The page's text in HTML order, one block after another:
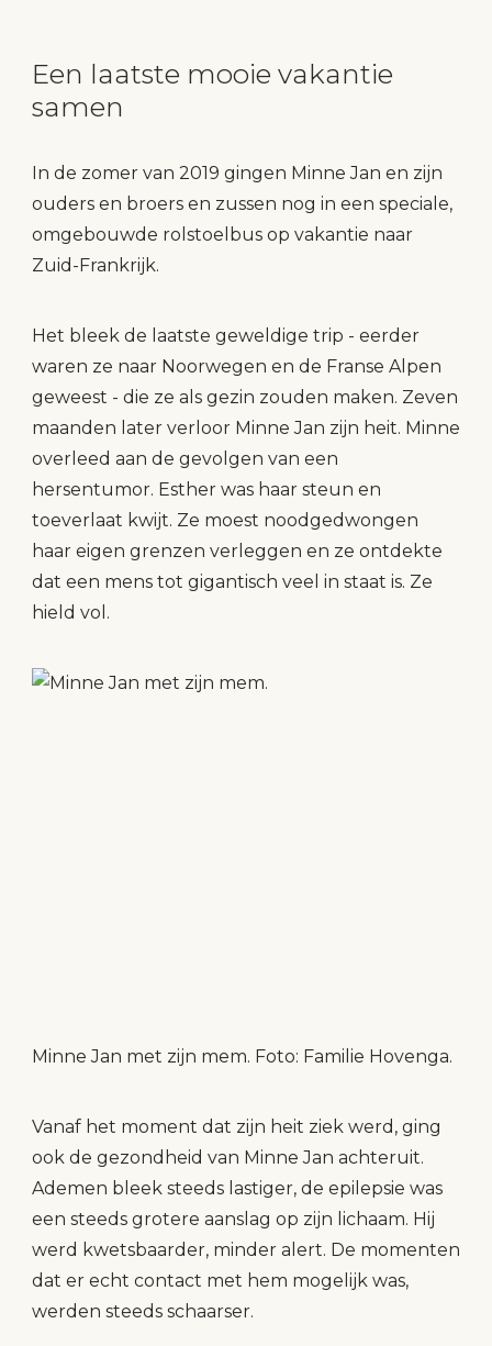
Een laatste mooie vakantie
samen
In de zomer van 2019 gingen Minne Jan en zijn
ouders en broers en zussen nog in een speciale,
omgebouwde rolstoelbus op vakantie naar
Zuid-Frankrijk.
Het bleek de laatste geweldige trip - eerder
waren ze naar Noorwegen en de Franse Alpen
geweest - die ze als gezin zouden maken. Zeven
maanden later verloor Minne Jan zijn heit. Minne
overleed aan de gevolgen van een
hersentumor. Esther was haar steun en
toeverlaat kwijt. Ze moest noodgedwongen
haar eigen grenzen verleggen en ze ontdekte
dat een mens tot gigantisch veel in staat is. Ze
hield vol.
Minne Jan met zijn mem. Foto: Familie Hovenga.
Vanaf het moment dat zijn heit ziek werd, ging
ook de gezondheid van Minne Jan achteruit.
Ademen bleek steeds lastiger, de epilepsie was
een steeds grotere aanslag op zijn lichaam. Hij
werd kwetsbaarder, minder alert. De momenten
dat er echt contact met hem mogelijk was,
werden steeds schaarser.